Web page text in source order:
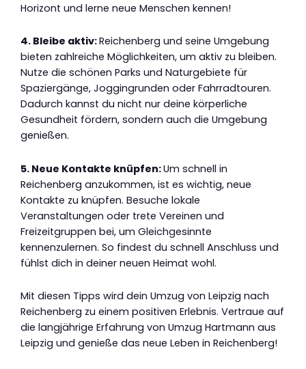
Horizont und lerne neue Menschen kennen!
4. Bleibe aktiv:Reichenberg und seine Umgebung
bieten zahlreiche Möglichkeiten, um aktiv zu bleiben.
Nutze die schönen Parks und Naturgebiete für
Spaziergänge, Joggingrunden oder Fahrradtouren.
Dadurch kannst du nicht nur deine körperliche
Gesundheit fördern, sondern auch die Umgebung
genießen.
5. Neue Kontakte knüpfen:Um schnell in
Reichenberg anzukommen, ist es wichtig, neue
Kontakte zu knüpfen. Besuche lokale
Veranstaltungen oder trete Vereinen und
Freizeitgruppen bei, um Gleichgesinnte
kennenzulernen. So findest du schnell Anschluss und
fühlst dich in deiner neuen Heimat wohl.
Mit diesen Tipps wird dein Umzug von Leipzig nach
Reichenberg zu einem positiven Erlebnis. Vertraue auf
die langjährige Erfahrung von Umzug Hartmann aus
Leipzig und genieße das neue Leben in Reichenberg!